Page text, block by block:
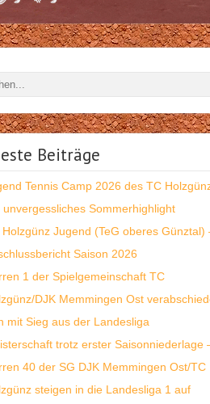
Beiträge
Tennis Camp 2026 des TC
unvergessliches Sommerhighlight
Holzgünz Jugend (TeG oberes Günztal)
Saison 2026
1 der Spielgemeinschaft TC
DJK Memmingen Ost
mit Sieg aus der Landesliga
trotz erster Saisonniederlage
40 der SG DJK Memmingen Ost/TC
steigen in die Landesliga 1 auf